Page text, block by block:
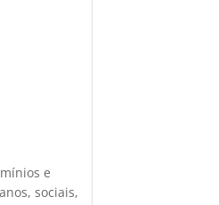
e
sociais,